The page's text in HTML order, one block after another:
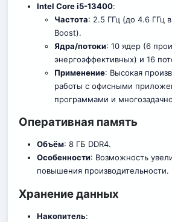
Intel Core i5-13400:
Частота: 2.5 ГГц (до 4.6 ГГц
Boost).
Ядра/потоки: 10 ядер (6
энергоэффективных) и 16
Применение: Высокая
работы с офисными
программами и
Оперативная память
Объём: 8 ГБ DDR4.
Особенности: Возможность
повышения производительности.
Хранение данных
Накопитель: